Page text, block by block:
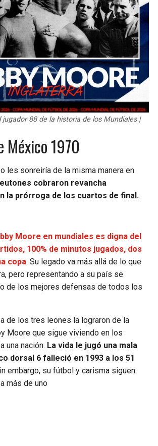
jugador 88 de la historia de los Mundiales |
México 1970
les sonreiría de la misma manera en
cobraron revancha
la prórroga de los cuartos de final.
Moore en mundiales es digna del
100% de minutos jugados, dos
copa. Su legado va más allá de lo que
pero representando a su país se
de los mejores defensas de todos los
de los tres leones la lograron de la
Moore que sigue viviendo en los
una nación. La vida le jugó una mala
dorsal 6 falleció en 1993 a los 51
embargo, su fútbol y carisma siguen
más de uno